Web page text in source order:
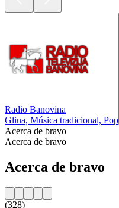
Radio Banovina
Glina, Música tradicional, Pop
Acerca de bravo
Acerca de bravo
Acerca de bravo
(328)